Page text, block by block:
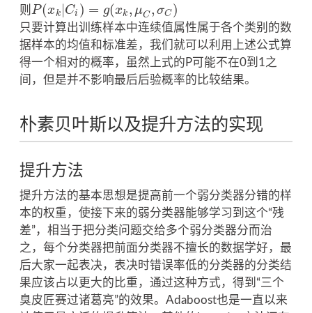
则 P(xk |Ci ) = g(xk , μC , σC )
P(xk|C i)= g xk μC,σC )
只要计算出训练样本中连续值属性属于各个类别的数
据样本的均值和标准差，我们就可以利用上述公式算
得一个相对的概率，虽然上式的P可能不在0到1之
间，但是并不影响最后后验概率的比较结果。
朴素贝叶斯以及提升方法的实现
提升方法
提升方法的基本思想是提高前一个弱分类器分错的样
本的权重，使接下来的弱分类器能够学习到这个“残
差”，相当于把分类问题交给多个弱分类器分而治
之，每个分类器把前面分类器不擅长的数据学好，最
后大家一起表决，表决时错误率低的分类器的分类结
果应该占以更大的比重，通过这种方式，得到“三个
臭皮匠赛过诸葛亮”的效果。Adaboost也是一直以来